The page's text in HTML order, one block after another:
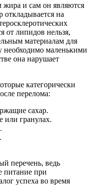
и сам он являются
на
от липидов нельзя,
материалам для
маленькими
она нарушает
категорически
перелома:
сахар.
или гранулах.
перечень, ведь
питание при
успеха во время